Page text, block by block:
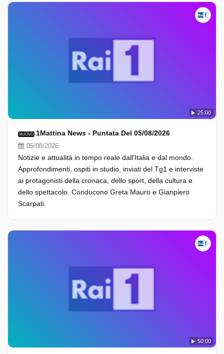
25:00
NUOVO 1Mattina News - Puntata Del 05/08/2026
05/08/2026
Notizie e attualità in tempo reale dall'Italia e dal mondo.
Approfondimenti, ospiti in studio, inviati del Tg1 e interviste
ai protagonisti della cronaca, dello sport, della cultura e
dello spettacolo. Conducono Greta Mauro e Gianpiero
Scarpati.
50:00